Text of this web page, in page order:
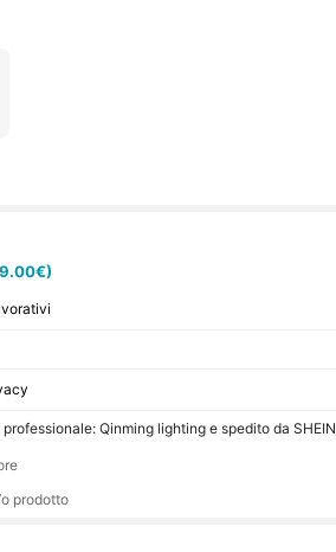
Qinming lighting e spedito da SHEIN
prodotto